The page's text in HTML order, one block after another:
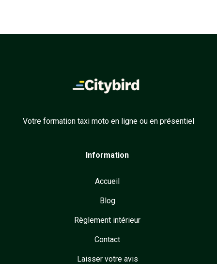
Votre formation taxi moto en ligne ou en présentiel
Information
Accueil
Blog
Règlement intérieur
Contact
Laisser votre avis